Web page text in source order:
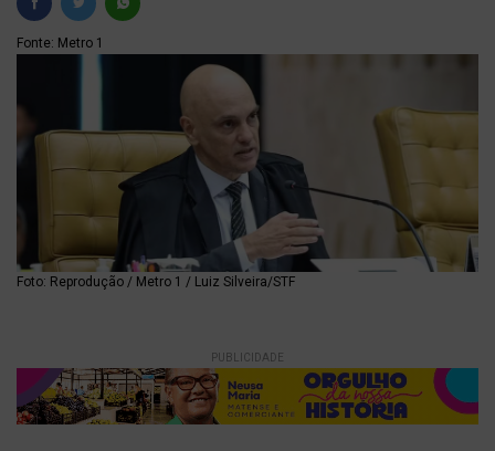
Fonte: Metro 1
Foto: Reprodução / Metro 1 / Luiz Silveira/STF
PUBLICIDADE